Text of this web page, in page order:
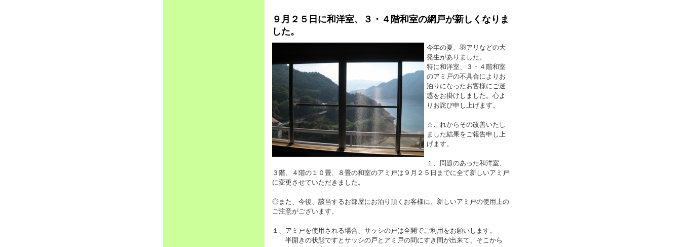
９月２５日に和洋室、３・４階和室の網戸が新しくなりま
した。
今年の夏、羽アリなどの大
発生がありました。
特に和洋室、３・４階和室
のアミ戸の不具合によりお
泊りになったお客様にご迷
惑をお掛けしました。心よ
りお詫び申し上げます。
☆これからその改善いたし
ました結果をご報告申し上
げます。
１、問題のあった和洋室、
３階、４階の１０畳、８畳の和室のアミ戸は９月２５日までに全て新しいアミ戸
に変更させていただきました。
◎また、今後、該当するお部屋にお泊り頂くお客様に、新しいアミ戸の使用上の
ご注意がございます。
１、アミ戸を使用される場合、サッシの戸は全開でご利用をお願いします。
半開きの状態ですとサッシの戸とアミ戸の間にすき間が出来て、そこから